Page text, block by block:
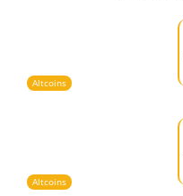
Altcoins
Altcoins